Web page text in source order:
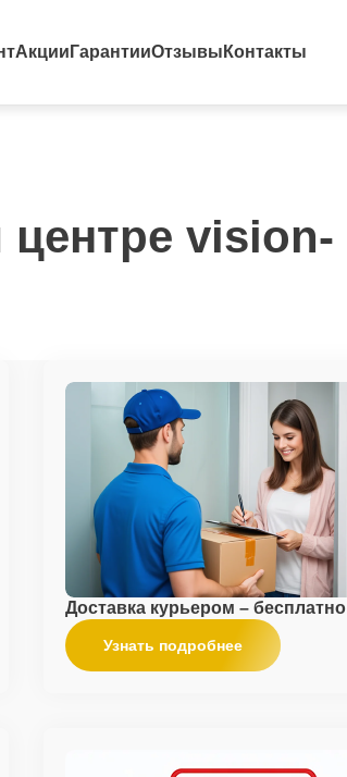
Акции ГарантииОтзывы Контакты
центре vision-
Доставка курьером – бесплатно
Узнать подробнее